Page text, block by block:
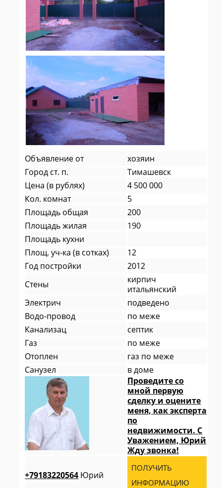
Объявление от
хозяин
Город ст. п.
Тимашевск
Цена (в рублях)
4 500 000
Кол. комнат
5
Площадь общая
200
Площадь жилая
190
Площадь кухни
Площ. уч-ка (в сотках)
12
Год постройки
2012
Стены
кирпич
итальянский
Электрич
подведено
Водо-провод
по меже
Канализац
септик
Газ
по меже
Отоплен
газ по меже
Санузел
в доме
Проведите со
мной первую
сделку и оцените
меня, как эксперта
по
недвижимости. С
Уважением, Юрий
Жду звонка!
+79183220564 Юрий
ПОЛУЧИТЬ
ИНФОРМАЦИЮ